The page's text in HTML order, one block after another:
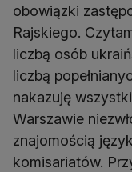
obowiązki
Rajskiego.
liczbą osób
liczbą
nakazuję
Warszawie
znajomością
komisariatów.